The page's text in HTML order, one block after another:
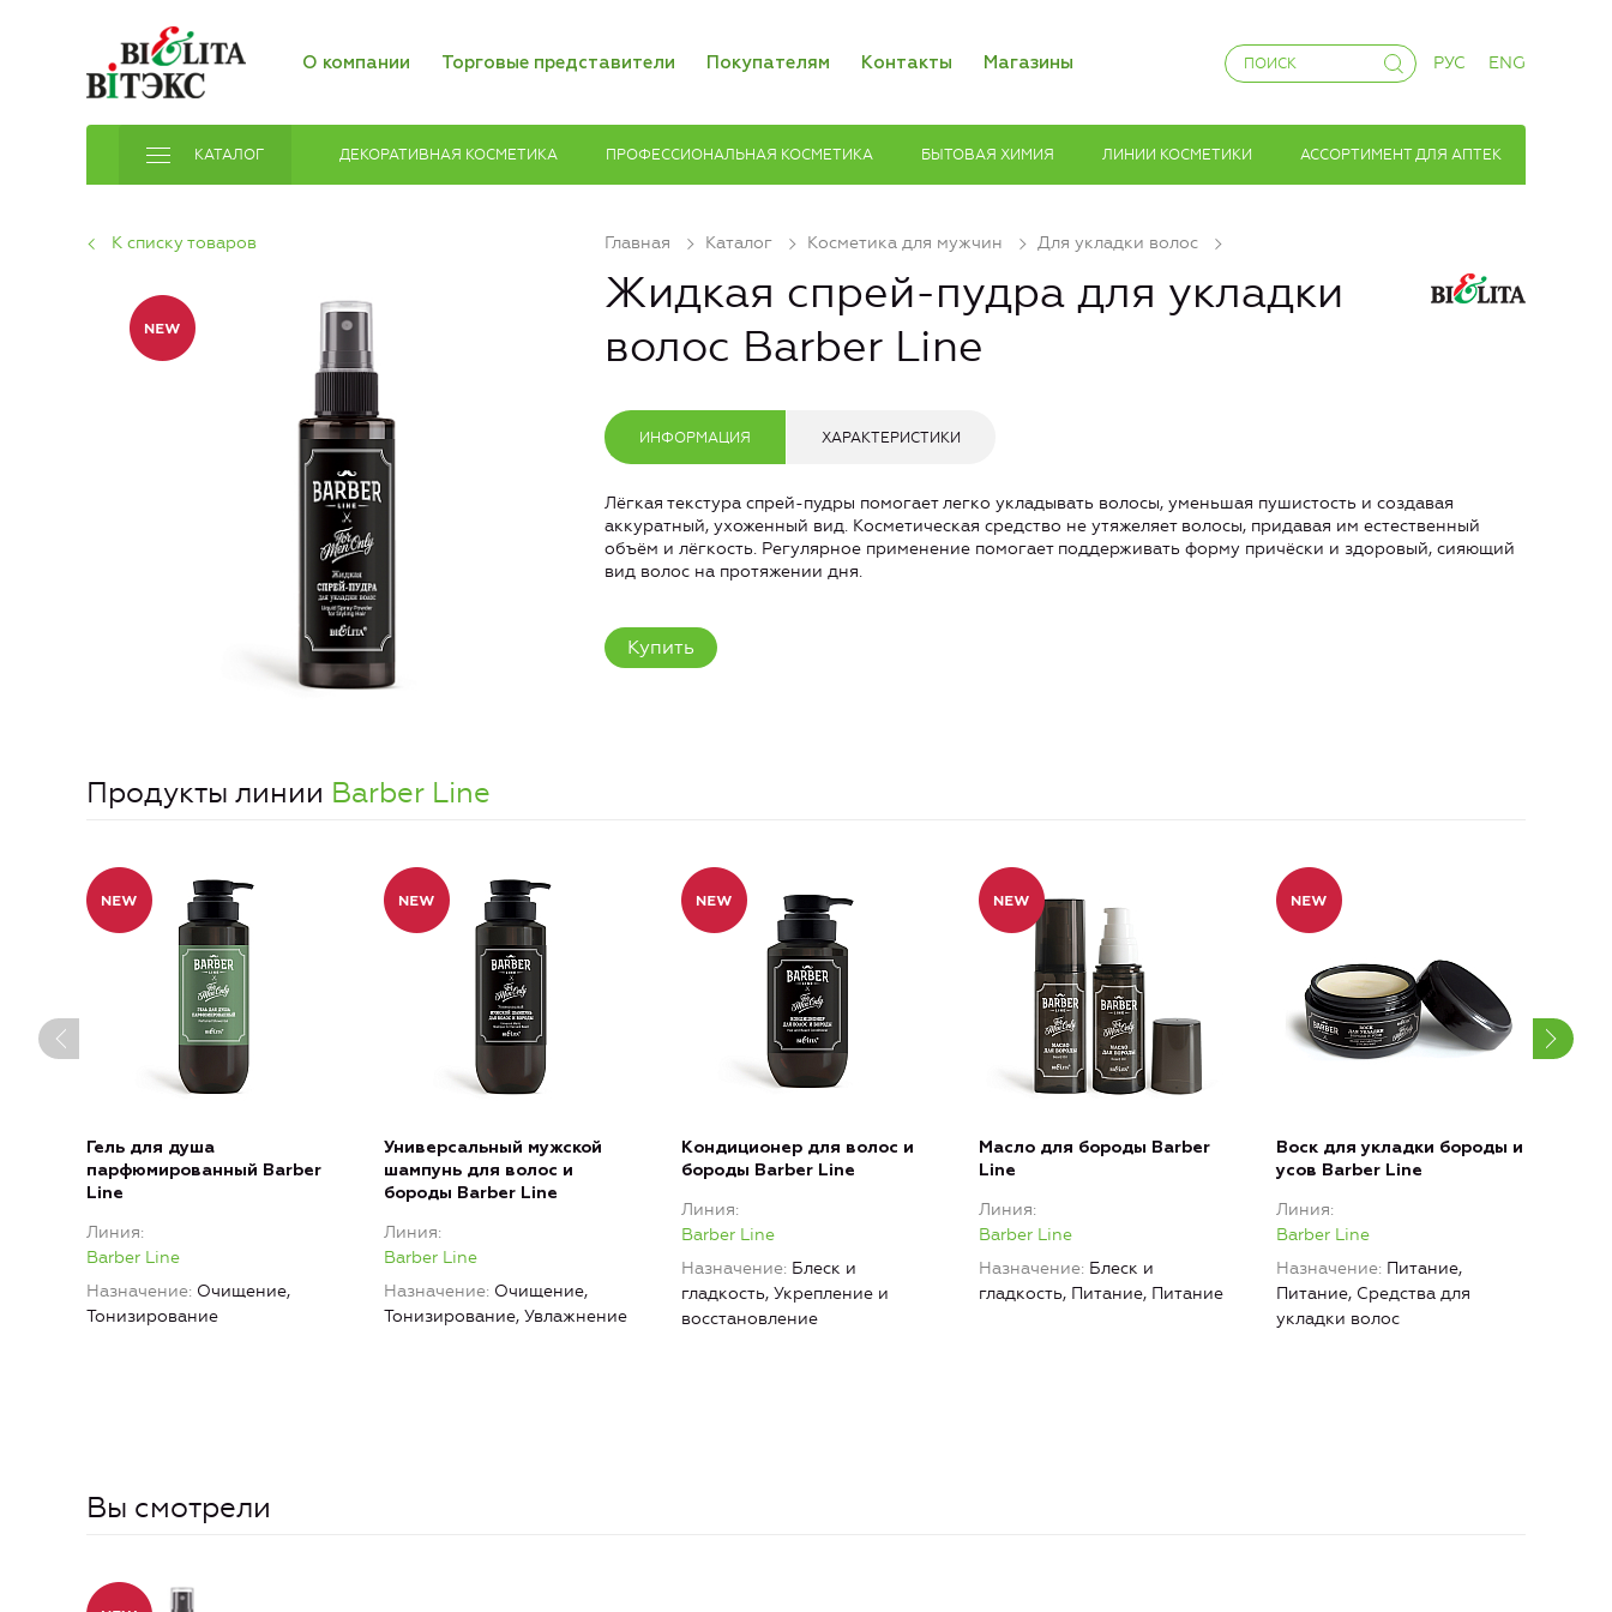
О компании Торговые представители Покупателям Контакты Магазины РУС ENG
КАТАЛОГ ДЕКОРАТИВНАЯ КОСМЕТИКА ПРОФЕССИОНАЛЬНАЯ КОСМЕТИКА БЫТОВАЯ ХИМИЯ ЛИНИИ КОСМЕТИКИ АССОРТИМЕНТ ДЛЯ АПТЕК
Главная Каталог Косметика для мужчин Для укладки волос
К списку товаров
Жидкая спрей-пудра для укладки
волос Barber Line
ИНФОРМАЦИЯ ХАРАКТЕРИСТИКИ
Лёгкая текстура спрей-пудры помогает легко укладывать волосы, уменьшая пушистость и создавая
аккуратный, ухоженный вид. Косметическая средство не утяжеляет волосы, придавая им естественный
объём и лёгкость. Регулярное применение помогает поддерживать форму причёски и здоровый, сияющий
вид волос на протяжении дня.
Купить
Продукты линии Barber Line
Гель для душа
парфюмированный Barber
Line
Линия
Barber Line
Назначение Очищение,
Тонизирование
Универсальный мужской
шампунь для волос и
бороды Barber Line
Линия
Barber Line
Назначение Очищение,
Тонизирование, Увлажнение
Кондиционер для волос и
бороды Barber Line
Линия
Barber Line
Назначение Блеск и
гладкость, Укрепление и
восстановление
Масло для бороды Barber
Line
Линия
Barber Line
Назначение Блеск и
гладкость, Питание, Питание
Воск для укладки бороды и
усов Barber Line
Линия
Barber Line
Назначение Питание,
Питание, Средства для
укладки волос
Вы смотрели